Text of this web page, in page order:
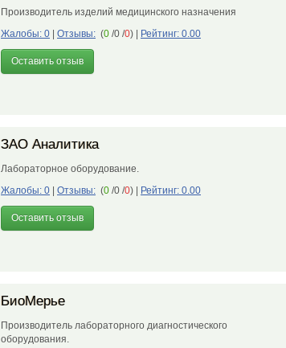
Производитель изделий медицинского назначения
Жалобы: 0
Отзывы: (0 /0 /0) Рейтинг: 0.00
Оставить отзыв
ЗАО Аналитика
Лабораторное оборудование.
Жалобы: 0
Отзывы: (0 /0 /0) Рейтинг: 0.00
Оставить отзыв
БиоМерье
Производитель лабораторного диагностического
оборудования.